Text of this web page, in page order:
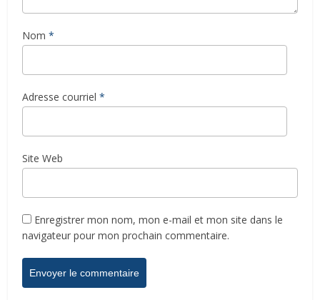
Nom *
Adresse courriel *
Site Web
Enregistrer mon nom, mon e-mail et mon site dans le
navigateur pour mon prochain commentaire.